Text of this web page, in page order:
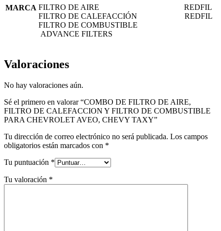
MARCA FILTRO DE AIRE REDFIL
FILTRO DE CALEFACCIÓN REDFIL
FILTRO DE COMBUSTIBLE
ADVANCE FILTERS
Valoraciones
No hay valoraciones aún.
Sé el primero en valorar “COMBO DE FILTRO DE AIRE,
FILTRO DE CALEFACCION Y FILTRO DE COMBUSTIBLE
PARA CHEVROLET AVEO, CHEVY TAXY”
Tu dirección de correo electrónico no será publicada. Los campos
obligatorios están marcados con *
Tu puntuación *
Tu valoración *